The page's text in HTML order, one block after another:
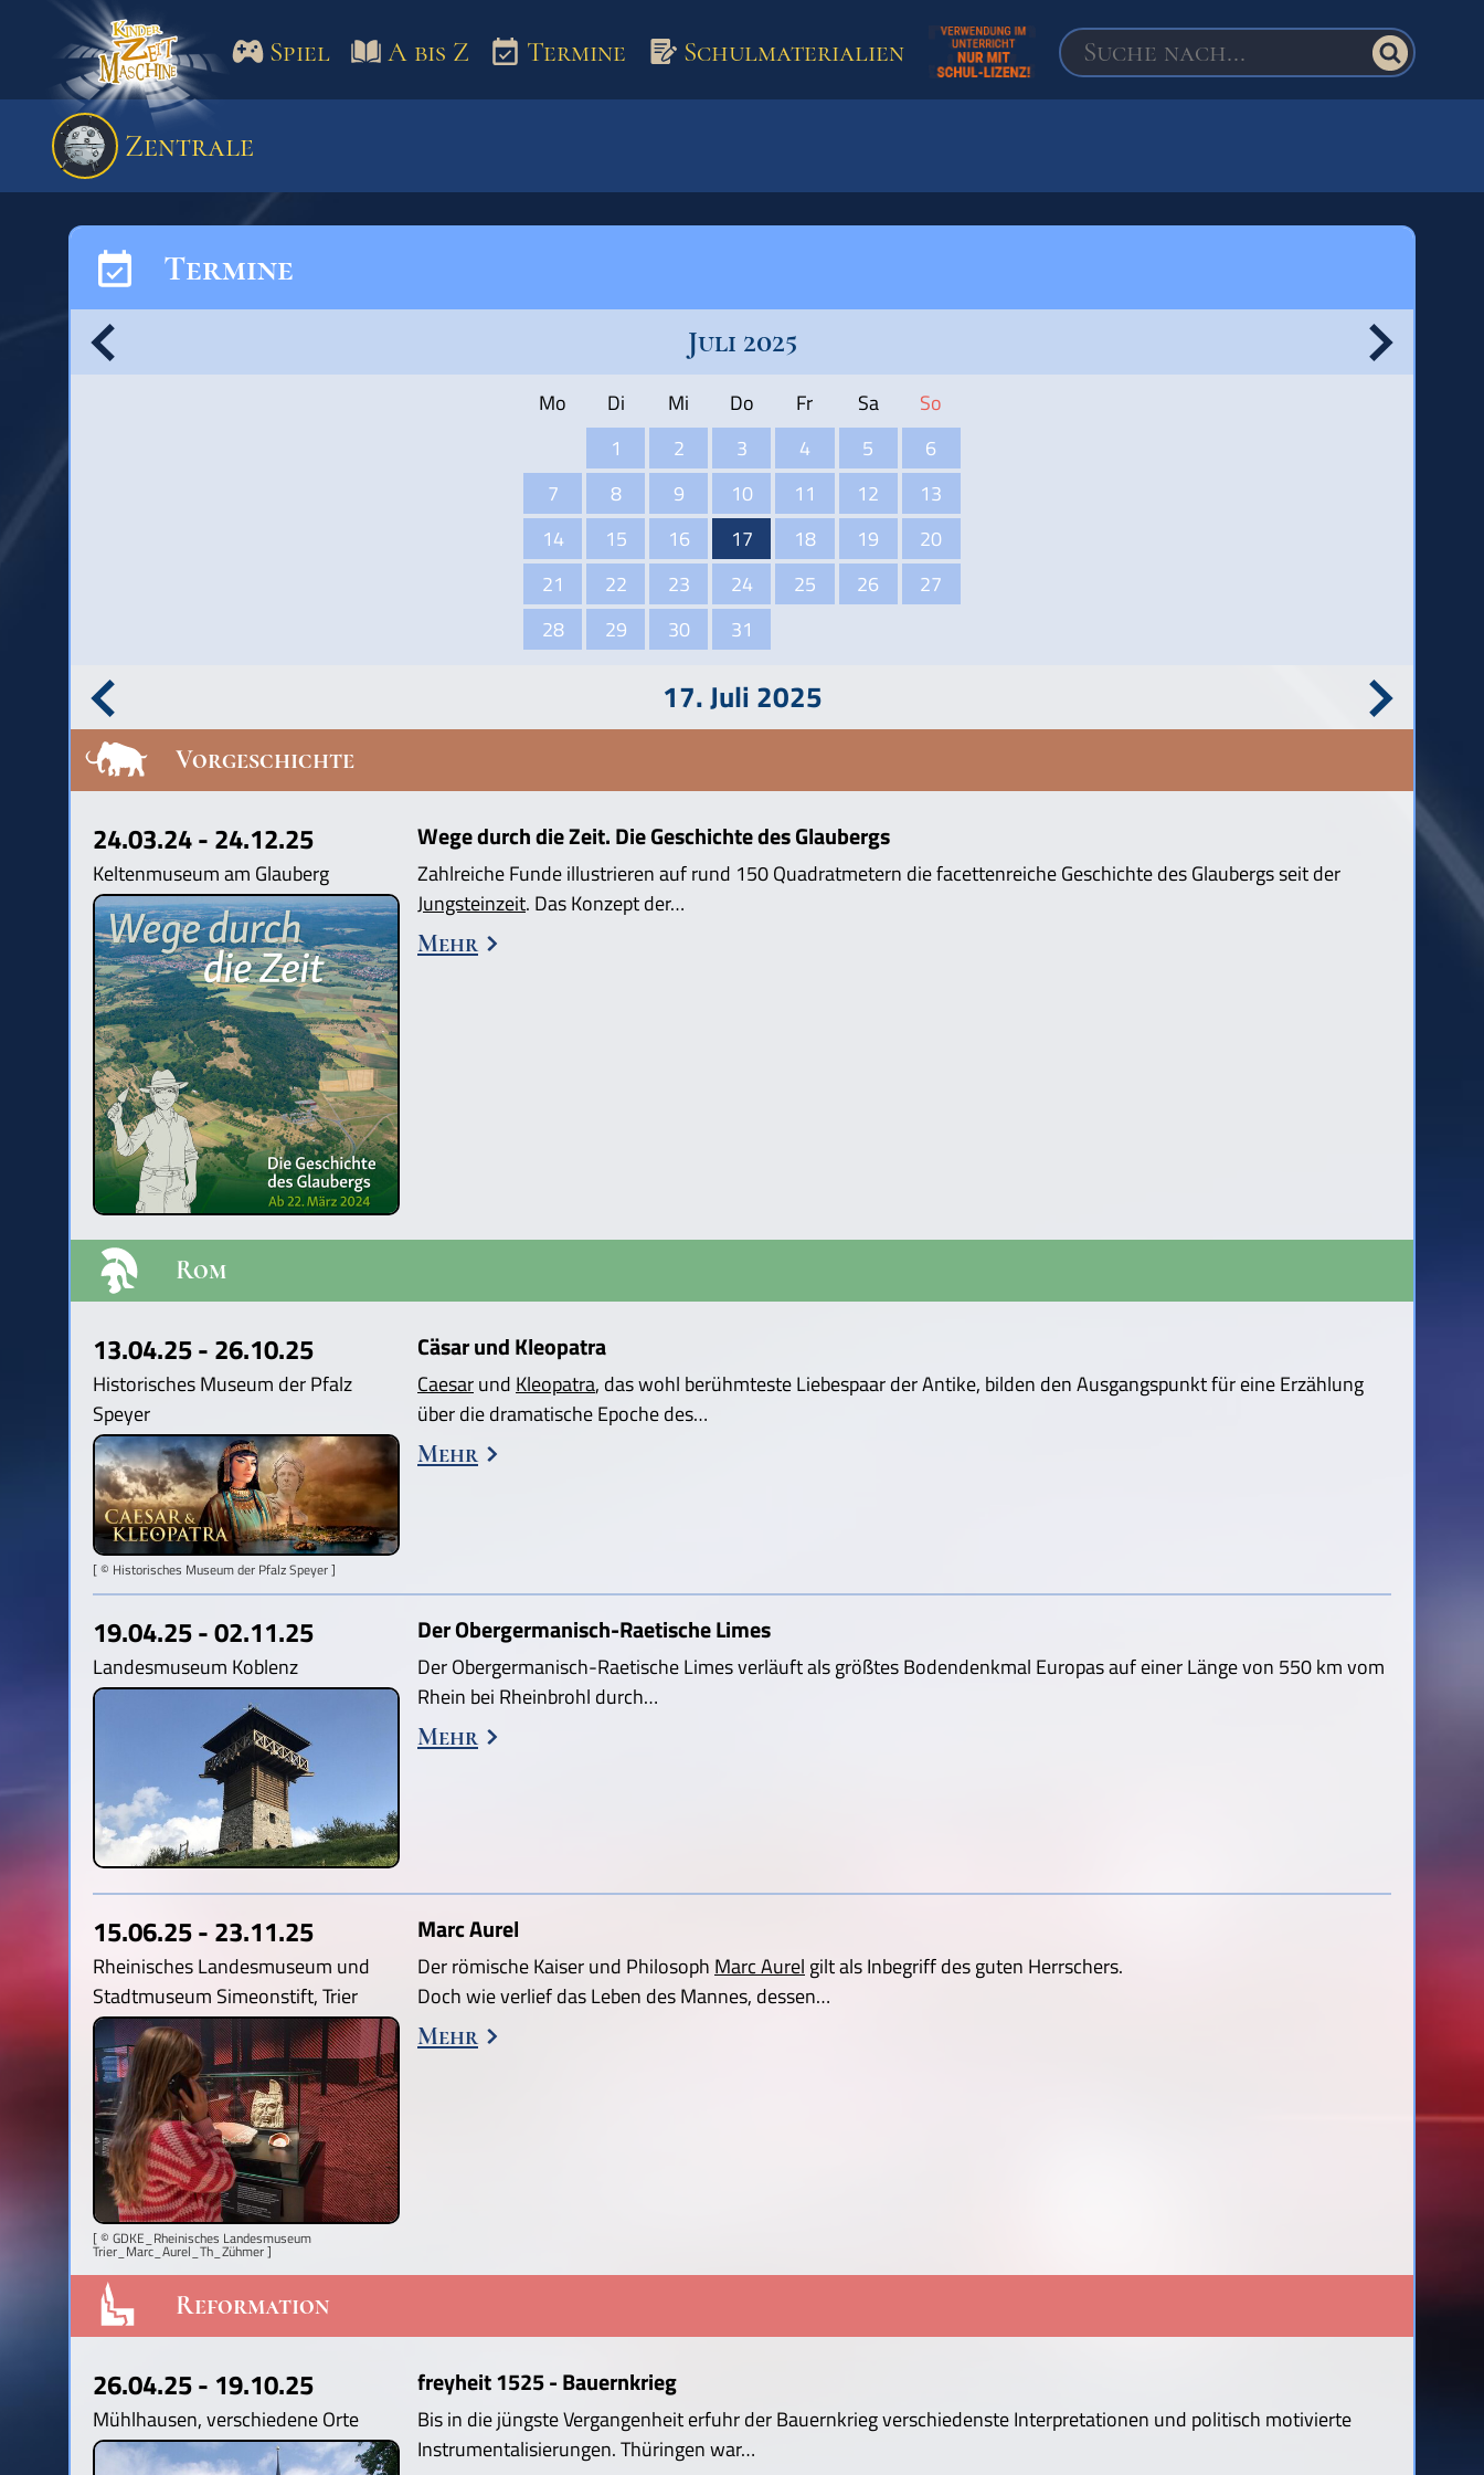
Spiel
Spiel A bis Z Termine Schulmaterialien
Zentrale
Termine
Juli 2025
Mo Di Mi Do Fr Sa
So
1
2 3 4 5
6
7
8 9 10 11 12
13
14
15 16 17 18 19
20
21
22 23 24 25 26
27
28
29 30 31
17. Juli 2025
Vorgeschichte
24.03.24 - 24.12.25
Keltenmuseum am Glauberg
Wege durch die Zeit. Die Geschichte des Glaubergs
Zahlreiche Funde illustrieren auf rund 150 Quadratmetern die facettenreiche Geschichte des Glaubergs seit der
Jungsteinzeit. Das Konzept der…
Mehr
Rom
13.04.25 - 26.10.25
Historisches Museum der Pfalz
Speyer
[ © Historisches Museum der Pfalz Speyer ]
Cäsar und Kleopatra
Caesarund Kleopatra, das wohl berühmteste Liebespaar der Antike, bilden den Ausgangspunkt für eine Erzählung
über die dramatische Epoche des…
Mehr
19.04.25 - 02.11.25
Landesmuseum Koblenz
Der Obergermanisch-Raetische Limes
Der Obergermanisch-Raetische Limes verläuft als größtes Bodendenkmal Europas auf einer Länge von 550 km vom
Rhein bei Rheinbrohl durch…
Mehr
15.06.25 - 23.11.25
Rheinisches Landesmuseum und
Stadtmuseum Simeonstift, Trier
[ © GDKE_Rheinisches Landesmuseum
Trier_Marc_Aurel_Th_Zühmer ]
Marc Aurel
Der römische Kaiser und Philosoph Marc Aurel gilt als Inbegriff des guten Herrschers.
Doch wie verlief das Leben des Mannes, dessen…
Mehr
Reformation
26.04.25 - 19.10.25
Mühlhausen, verschiedene Orte
freyheit 1525 - Bauernkrieg
Bis in die jüngste Vergangenheit erfuhr der Bauernkrieg verschiedenste Interpretationen und politisch motivierte
Instrumentalisierungen. Thüringen war…